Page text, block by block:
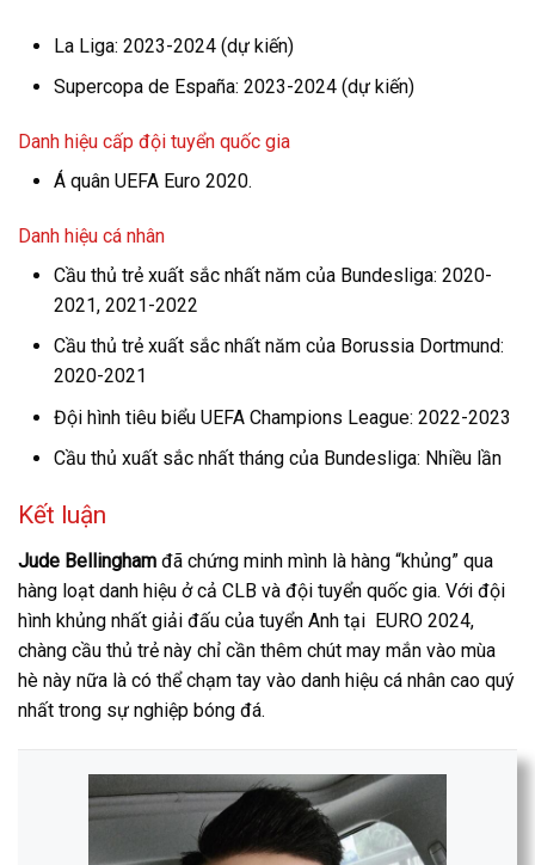
La Liga: 2023-2024 (dự kiến)
Supercopa de España: 2023-2024 (dự kiến)
Danh hiệu cấp đội tuyển quốc gia
Á quân UEFA Euro 2020.
Danh hiệu cá nhân
Cầu thủ trẻ xuất sắc nhất năm của Bundesliga: 2020-
2021, 2021-2022
Cầu thủ trẻ xuất sắc nhất năm của Borussia Dortmund:
2020-2021
Đội hình tiêu biểu UEFA Champions League: 2022-2023
Cầu thủ xuất sắc nhất tháng của Bundesliga: Nhiều lần
Kết luận
Jude Bellingham đã chứng minh mình là hàng “khủng” qua
hàng loạt danh hiệu ở cả CLB và đội tuyển quốc gia. Với đội
hình khủng nhất giải đấu của tuyển Anh tại EURO 2024,
chàng cầu thủ trẻ này chỉ cần thêm chút may mắn vào mùa
hè này nữa là có thể chạm tay vào danh hiệu cá nhân cao quý
nhất trong sự nghiệp bóng đá.